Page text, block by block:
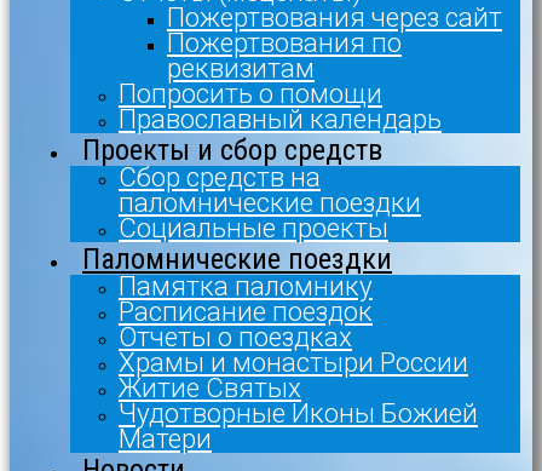
Пожертвования через сайт
Пожертвования по
реквизитам
Попросить о помощи
Православный календарь
Проекты и сбор средств
Сбор средств на
паломнические поездки
Социальные проекты
Паломнические поездки
Памятка паломнику
Расписание поездок
Отчеты о поездках
Храмы и монастыри России
Житие Святых
Чудотворные Иконы Божией
Матери